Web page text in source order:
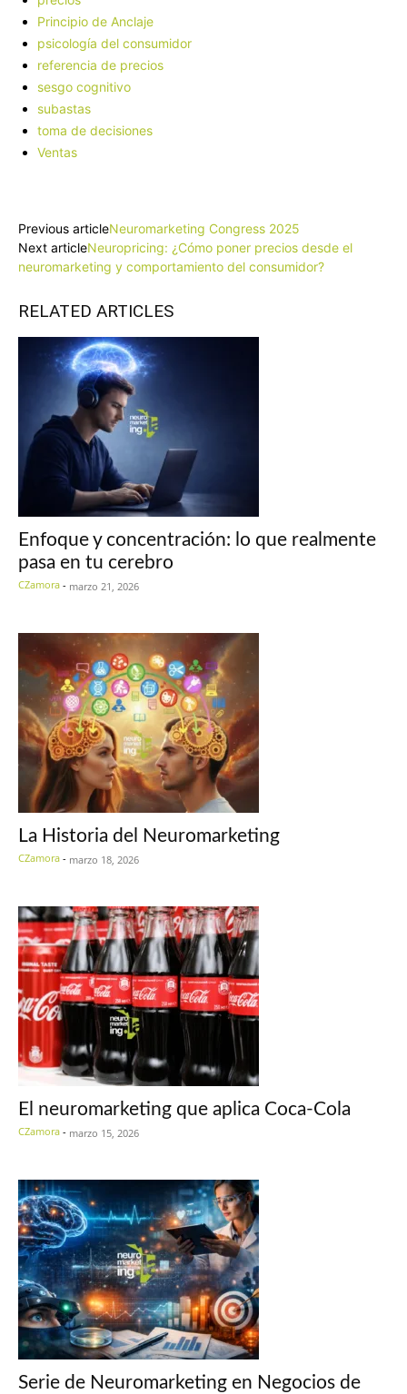
Principio de Anclaje
psicología del consumidor
referencia de precios
sesgo cognitivo
subastas
toma de decisiones
Ventas
Previous articleNeuromarketing Congress 2025
Next articleNeuropricing: ¿Cómo poner precios desde el
neuromarketing y comportamiento del consumidor?
RELATED ARTICLES
Enfoque y concentración: lo que realmente
pasa en tu cerebro
CZamora - marzo 21, 2026
La Historia del Neuromarketing
CZamora - marzo 18, 2026
El neuromarketing que aplica Coca-Cola
CZamora - marzo 15, 2026
Serie de Neuromarketing en Negocios de